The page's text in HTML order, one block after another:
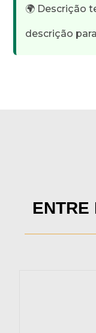
🌍 Descrição
descrição
ENTRE